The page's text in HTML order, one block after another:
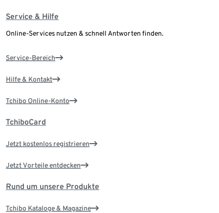
Service & Hilfe
Online-Services nutzen & schnell Antworten finden.
Service-Bereich
Hilfe & Kontakt
Tchibo Online-Konto
TchiboCard
Jetzt kostenlos registrieren
Jetzt Vorteile entdecken
Rund um unsere Produkte
Tchibo Kataloge & Magazine